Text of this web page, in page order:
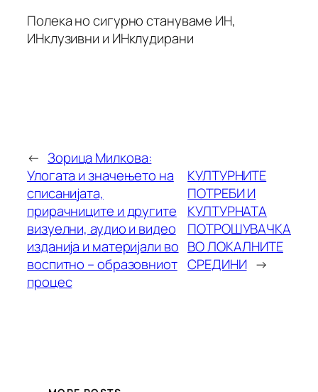
Полека но сигурно стануваме ИН,
ИНклузивни и ИНклудирани
← Зорица Милкова:
Улогата и значењето на
списанијата,
прирачниците и другите
визуелни, аудио и видео
изданија и материјали во
воспитно – образовниот
процес
КУЛТУРНИТЕ
ПОТРЕБИ И
КУЛТУРНАТА
ПОТРОШУВАЧКА
ВО ЛОКАЛНИТЕ
СРЕДИНИ →